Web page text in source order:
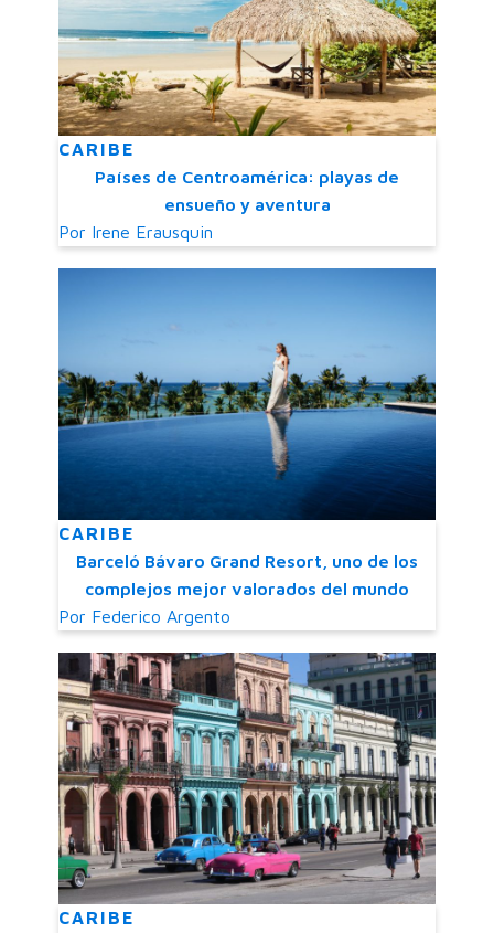
CARIBE
Países de Centroamérica: playas de
ensueño y aventura
Por Irene Erausquin
CARIBE
Barceló Bávaro Grand Resort, uno de los
complejos mejor valorados del mundo
Por Federico Argento
CARIBE